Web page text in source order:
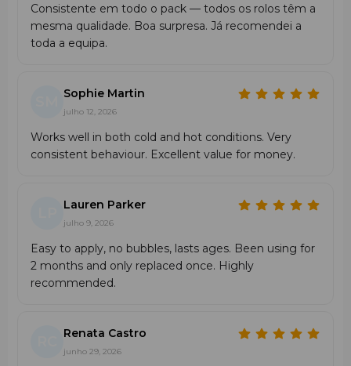
Consistente em todo o pack — todos os rolos têm a
mesma qualidade. Boa surpresa. Já recomendei a
toda a equipa.
Sophie Martin
julho 12, 2026
Works well in both cold and hot conditions. Very
consistent behaviour. Excellent value for money.
Lauren Parker
julho 9, 2026
Easy to apply, no bubbles, lasts ages. Been using for
2 months and only replaced once. Highly
recommended.
Renata Castro
junho 29, 2026